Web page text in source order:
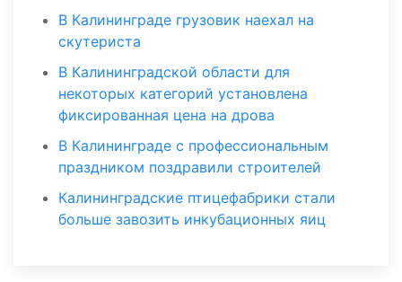
В Калининграде грузовик наехал на
скутериста
В Калининградской области для
некоторых категорий установлена
фиксированная цена на дрова
В Калининграде с профессиональным
праздником поздравили строителей
Калининградские птицефабрики стали
больше завозить инкубационных яиц